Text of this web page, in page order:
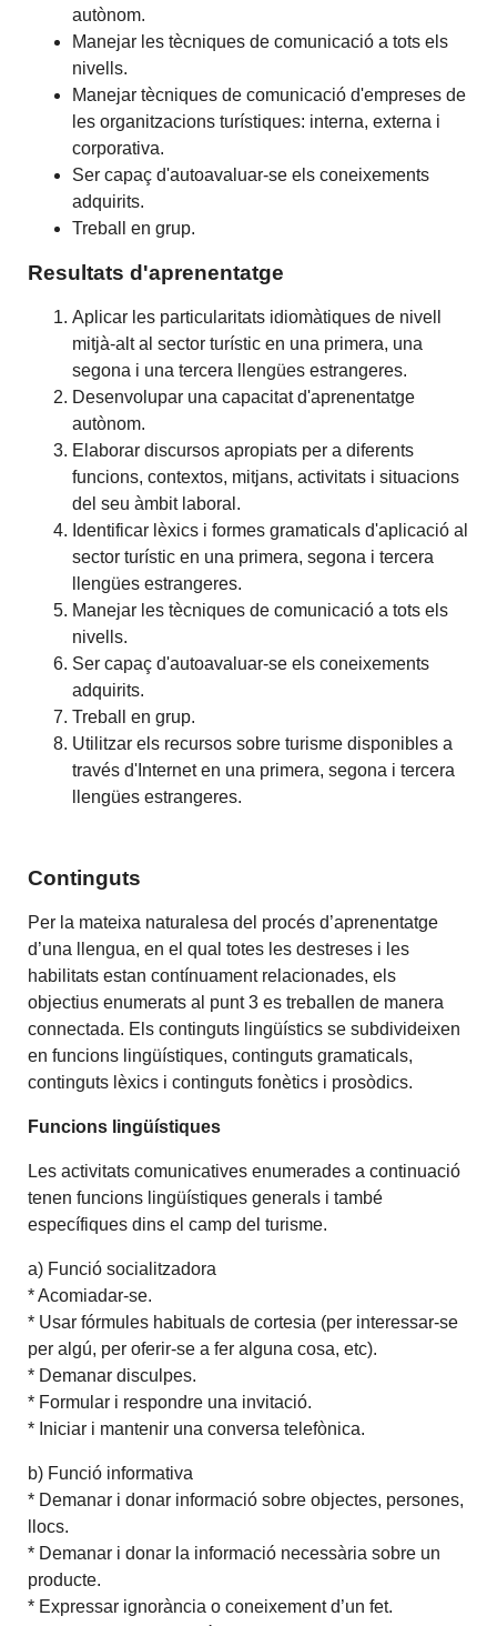
autònom.
Manejar les tècniques de comunicació a tots els
nivells.
Manejar tècniques de comunicació d'empreses de
les organitzacions turístiques: interna, externa i
corporativa.
Ser capaç d'autoavaluar-se els coneixements
adquirits.
Treball en grup.
Resultats d'aprenentatge
Aplicar les particularitats idiomàtiques de nivell
mitjà-alt al sector turístic en una primera, una
segona i una tercera llengües estrangeres.
Desenvolupar una capacitat d'aprenentatge
autònom.
Elaborar discursos apropiats per a diferents
funcions, contextos, mitjans, activitats i situacions
del seu àmbit laboral.
Identificar lèxics i formes gramaticals d'aplicació al
sector turístic en una primera, segona i tercera
llengües estrangeres.
Manejar les tècniques de comunicació a tots els
nivells.
Ser capaç d'autoavaluar-se els coneixements
adquirits.
Treball en grup.
Utilitzar els recursos sobre turisme disponibles a
través d'Internet en una primera, segona i tercera
llengües estrangeres.
Continguts
Per la mateixa naturalesa del procés d’aprenentatge
d’una llengua, en el qual totes les destreses i les
habilitats estan contínuament relacionades, els
objectius enumerats al punt 3 es treballen de manera
connectada. Els continguts lingüístics se subdivideixen
en funcions lingüístiques, continguts gramaticals,
continguts lèxics i continguts fonètics i prosòdics.
Funcions lingüístiques
Les activitats comunicatives enumerades a continuació
tenen funcions lingüístiques generals i també
específiques dins el camp del turisme.
a) Funció socialitzadora
* Acomiadar-se.
* Usar fórmules habituals de cortesia (per interessar-se
per algú, per oferir-se a fer alguna cosa, etc).
* Demanar disculpes.
* Formular i respondre una invitació.
* Iniciar i mantenir una conversa telefònica.
b) Funció informativa
* Demanar i donar informació sobre objectes, persones,
llocs.
* Demanar i donar la informació necessària sobre un
producte.
* Expressar ignorància o coneixement d’un fet.